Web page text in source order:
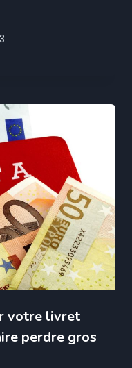
votre livret
perdre gros